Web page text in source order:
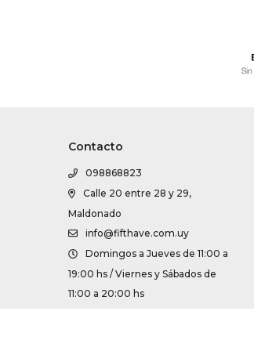
Contacto
098868823
Calle 20 entre 28 y 29,
Maldonado
info@fifthave.com.uy
Domingos a Jueves de 11:00 a
19:00 hs / Viernes y Sábados de
11:00 a 20:00 hs